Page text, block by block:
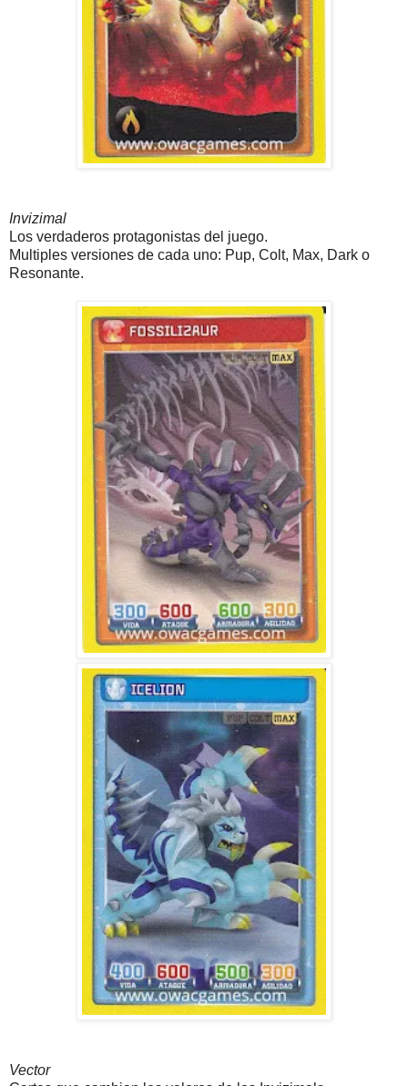
Invizimal
Los verdaderos protagonistas del juego.
Multiples versiones de cada uno: Pup, Colt, Max, Dark o
Resonante.
Vector